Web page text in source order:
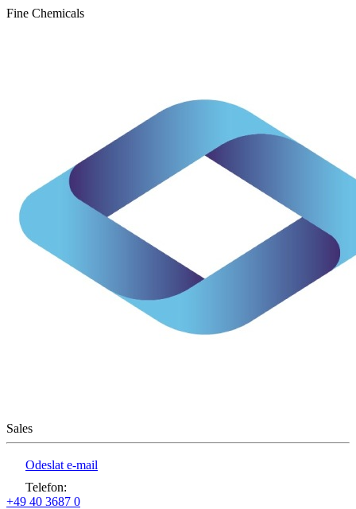
Fine Chemicals
Sales
Odeslat e-mail
Telefon:
+49 40 3687 0